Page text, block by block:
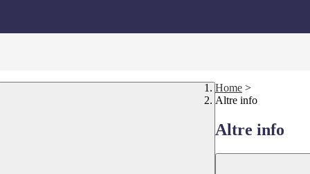
Home >
Altre info
Altre info